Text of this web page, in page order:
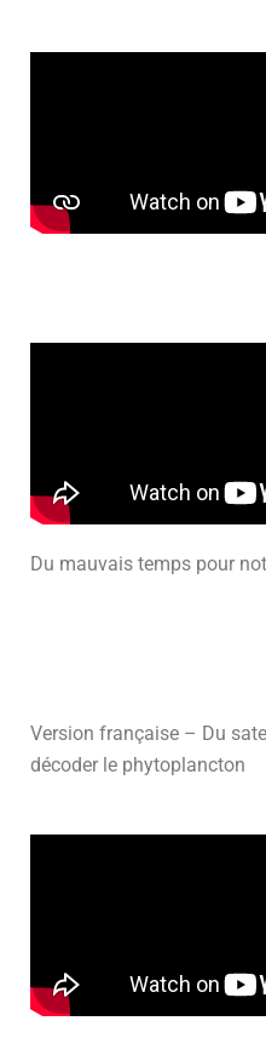
Du mauvais temps pour
Version française – Du
décoder le phytoplancton